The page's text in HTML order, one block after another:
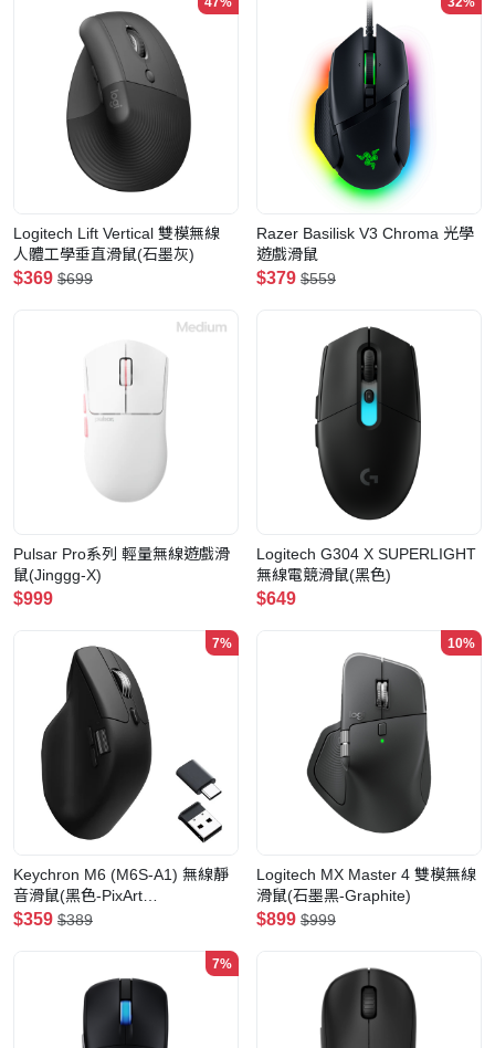
Logitech Lift Vertical 雙模無線
人體工學垂直滑鼠(石墨灰)
$369 $699
Razer Basilisk V3 Chroma 光學
遊戲滑鼠
$379 $559
Pulsar Pro系列 輕量無線遊戲滑
鼠(Jinggg-X)
$999
Logitech G304 X SUPERLIGHT
無線電競滑鼠(黑色)
$649
7%
Keychron M6 (M6S-A1) 無線靜
音滑鼠(黑色-PixArt
3395(1000Hz)-全靜音微動)
$359 $389
10%
Logitech MX Master 4 雙模無線
滑鼠(石墨黑-Graphite)
$899 $999
7%